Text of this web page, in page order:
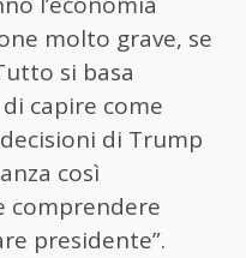
molto grave, se
si basa
capire come
di Trump
così
comprendere
presidente”.